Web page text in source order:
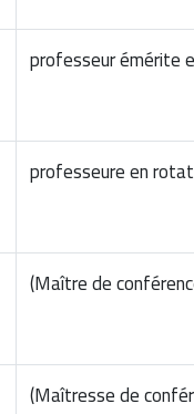
professeur émérite
professeure en